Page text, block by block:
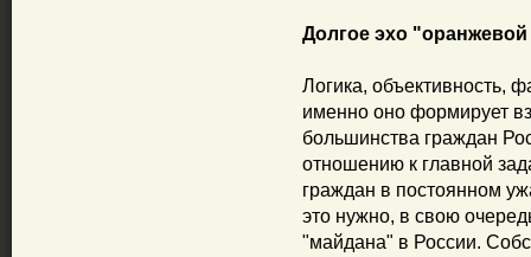
Долгое эхо
Логика, объективность,
именно оно формирует
большинства граждан
отношению к главной
граждан в постоянном
это нужно, в свою
"майдана" в России.